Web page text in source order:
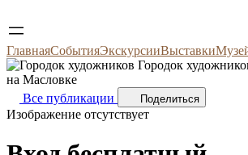
ГлавнаяСобытияЭкскурсииВыставки
Городок
на Масловке
Все публикации
Поделиться
Изображение отсутствует